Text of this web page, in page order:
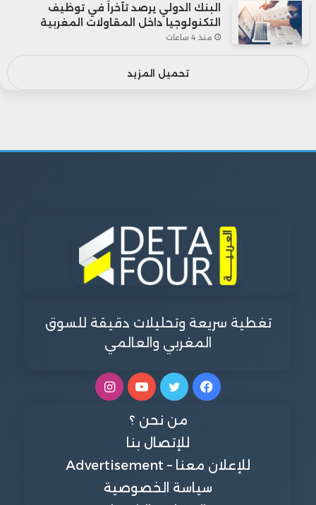
البنك الدولي يرصد تأخراً في توظيف
التكنولوجيا داخل المقاولات المغربية
منذ 4 ساعات
تحميل المزيد
تغطية سريعة وتحليلات دقيقة للسوق
المغربي والعالمي
فيسبوكتويتر يوتيوبانستقرام
من نحن ؟
للإتصال بنا
للإعلان معنا – Advertisement
سياسة الخصوصية